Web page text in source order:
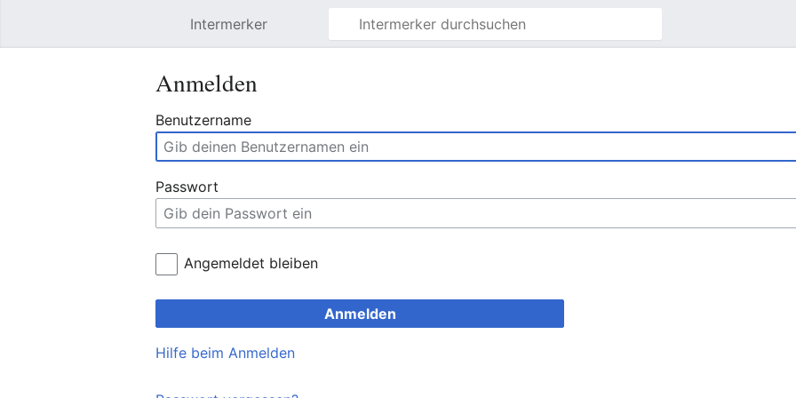
Intermerker
Anmelden
Benutzername
Passwort
Angemeldet bleiben
Anmelden
Hilfe beim Anmelden